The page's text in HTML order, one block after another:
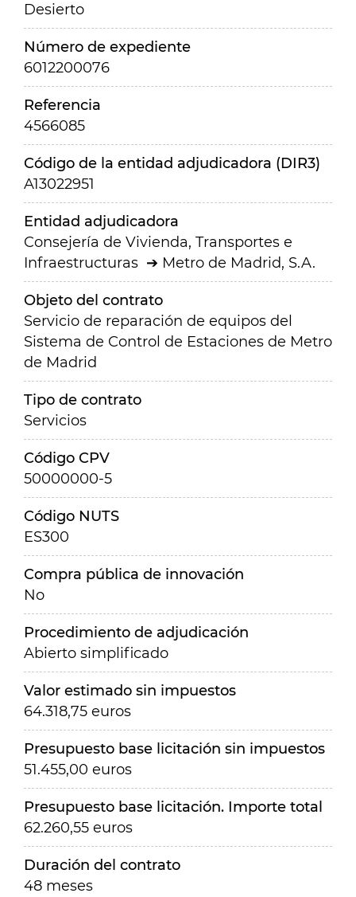
Desierto
Número de expediente
6012200076
Referencia
4566085
Código de la entidad adjudicadora (DIR3)
A13022951
Entidad adjudicadora
Consejería de Vivienda, Transportes e
Infraestructuras
Metro de Madrid, S.A.
Objeto del contrato
Servicio de reparación de equipos del
Sistema de Control de Estaciones de Metro
de Madrid
Tipo de contrato
Servicios
Código CPV
50000000-5
Código NUTS
ES300
Compra pública de innovación
No
Procedimiento de adjudicación
Abierto simplificado
Valor estimado sin impuestos
64.318,75 euros
Presupuesto base licitación sin impuestos
51.455,00 euros
Presupuesto base licitación. Importe total
62.260,55 euros
Duración del contrato
48 meses